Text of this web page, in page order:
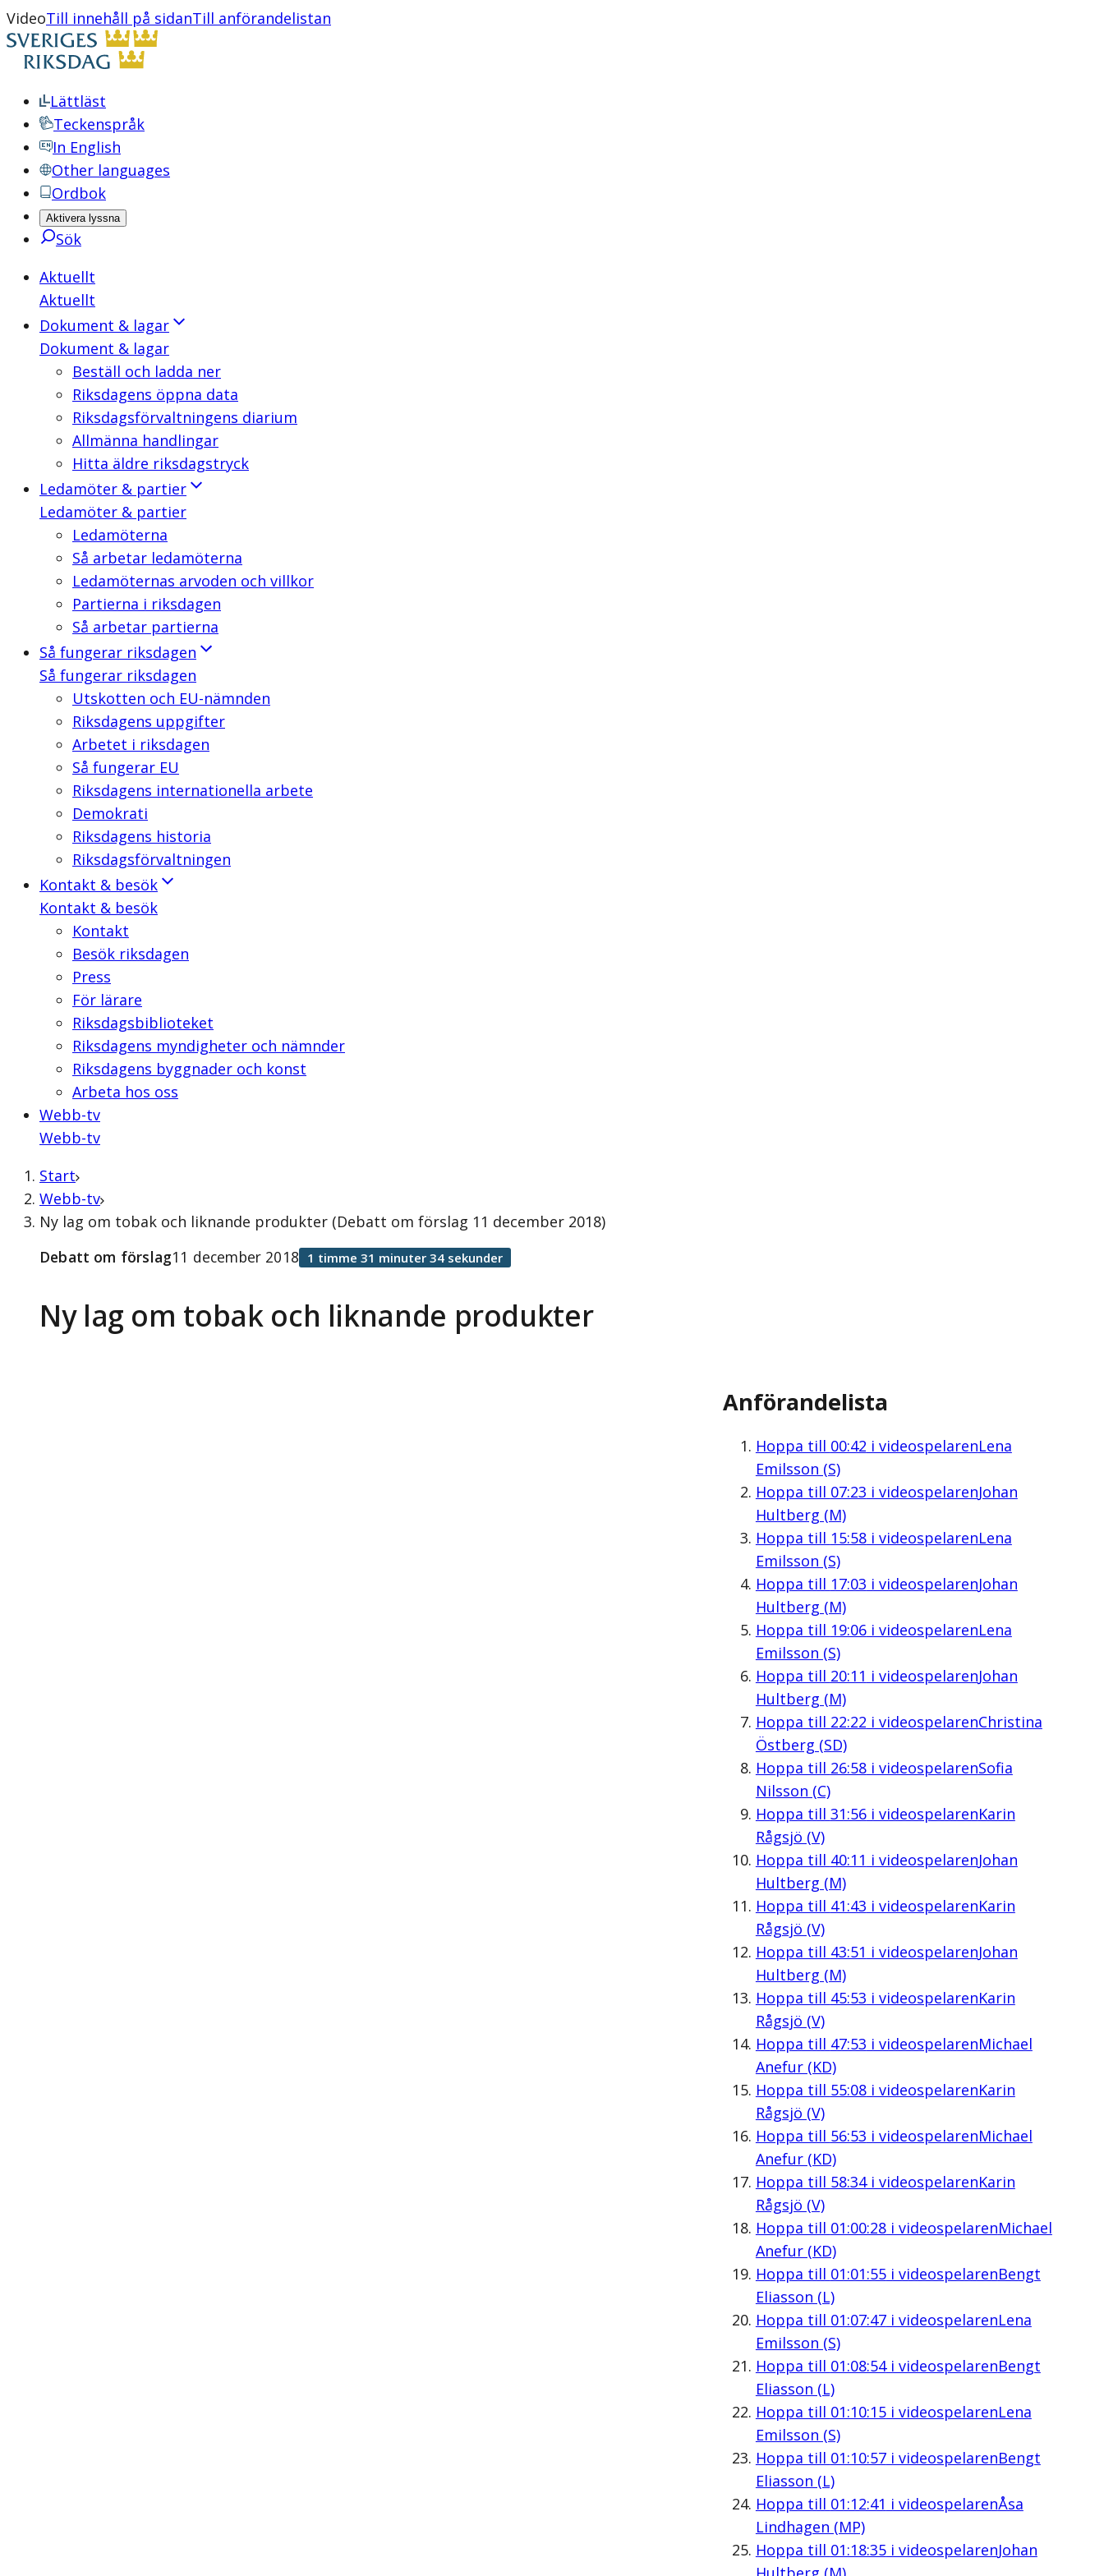
VideoTill innehåll på sidanTill anförandelistan
Lättläst
Teckenspråk
In English
Other languages
Ordbok
Aktivera lyssna
Sök
Aktuellt
Aktuellt
Dokument & lagar
Dokument & lagar
Beställ och ladda ner
Riksdagens öppna data
Riksdagsförvaltningens diarium
Allmänna handlingar
Hitta äldre riksdagstryck
Ledamöter & partier
Ledamöter & partier
Ledamöterna
Så arbetar ledamöterna
Ledamöternas arvoden och villkor
Partierna i riksdagen
Så arbetar partierna
Så fungerar riksdagen
Så fungerar riksdagen
Utskotten och EU-nämnden
Riksdagens uppgifter
Arbetet i riksdagen
Så fungerar EU
Riksdagens internationella arbete
Demokrati
Riksdagens historia
Riksdagsförvaltningen
Kontakt & besök
Kontakt & besök
Kontakt
Besök riksdagen
Press
För lärare
Riksdagsbiblioteket
Riksdagens myndigheter och nämnder
Riksdagens byggnader och konst
Arbeta hos oss
Webb-tv
Webb-tv
Start
Webb-tv
Ny lag om tobak och liknande produkter (Debatt om förslag 11 december 2018)
Ny lag om tobak och liknande produkter
Debatt om förslag11 december 2018 1 timme 31 minuter 34 sekunder
Anförandelista
Hoppa till 00:42 i videospelarenLena
Emilsson (S)
Hoppa till 07:23 i videospelarenJohan
Hultberg (M)
Hoppa till 15:58i videospelarenLena
Emilsson (S)
Hoppa till 17:03 i videospelarenJohan
Hultberg (M)
Hoppa till 19:06i videospelarenLena
Emilsson (S)
Hoppa till 20:11 i videospelarenJohan
Hultberg (M)
Hoppa till 22:22 i videospelarenChristina
Östberg (SD)
Hoppa till 26:58i videospelarenSofia
Nilsson (C)
Hoppa till 31:56i videospelarenKarin
Rågsjö (V)
Hoppa till 40:11 i videospelarenJohan
Hultberg (M)
Hoppa till 41:43 i videospelarenKarin
Rågsjö (V)
Hoppa till 43:51 i videospelarenJohan
Hultberg (M)
Hoppa till 45:53 i videospelarenKarin
Rågsjö (V)
Hoppa till 47:53 i videospelarenMichael
Anefur (KD)
Hoppa till 55:08i videospelarenKarin
Rågsjö (V)
Hoppa till 56:53 i videospelarenMichael
Anefur (KD)
Hoppa till 58:34i videospelarenKarin
Rågsjö (V)
Hoppa till 01:00:28i videospelarenMichael
Anefur (KD)
Hoppa till 01:01:55i videospelarenBengt
Eliasson (L)
Hoppa till 01:07:47i videospelarenLena
Emilsson (S)
Hoppa till 01:08:54i videospelarenBengt
Eliasson (L)
Hoppa till 01:10:15i videospelarenLena
Emilsson (S)
Hoppa till 01:10:57i videospelarenBengt
Eliasson (L)
Hoppa till 01:12:41 i videospelarenÅsa
Lindhagen (MP)
Hoppa till 01:18:35i videospelarenJohan